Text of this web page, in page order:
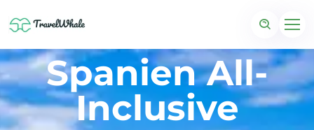
Spanien All-
Inclusive